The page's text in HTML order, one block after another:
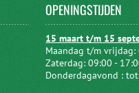
OPENINGSTIJDEN
15 maart t/m 15
Maandag t/m
Zaterdag: 09:00 -
Donderdagavond :